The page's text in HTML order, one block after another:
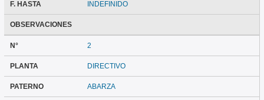
F. HASTA INDEFINIDO
OBSERVACIONES
N° 2
PLANTA DIRECTIVO
PATERNO ABARZA